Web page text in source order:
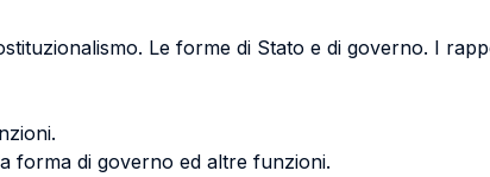
Le forme di Stato e di governo. I
forma di governo ed altre funzioni.